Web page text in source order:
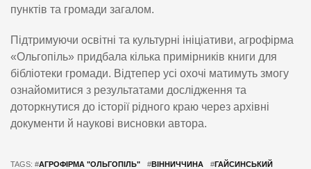
пунктів та громади загалом.
Підтримуючи освітні та культурні ініціативи, агрофірма
«Ольгопіль» придбала кілька примірників книги для
бібліотеки громади. Відтепер усі охочі матимуть змогу
ознайомитися з результатами дослідження та
доторкнутися до історії рідного краю через архівні
документи й наукові висновки автора.
TAGS: #АГРОФІРМА "ОЛЬГОПІЛЬ" #ВІННИЧЧИНА #ГАЙСИНСЬКИЙ